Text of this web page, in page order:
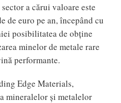
a cărui valoare este
de euro pe an, începând cu
posibilitatea de obţine
minelor de metale rare
performante.
Edge Materials,
mineralelor şi metalelor